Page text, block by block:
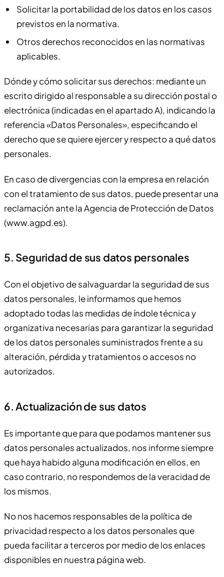
Solicitar la portabilidad de los datos en los casos
previstos en la normativa.
Otros derechos reconocidos en las normativas
aplicables.
Dónde y cómo solicitar sus derechos: mediante un
escrito dirigido al responsable a su dirección postal o
electrónica (indicadas en el apartado A), indicando la
referencia «Datos Personales», especificando el
derecho que se quiere ejercer y respecto a qué datos
personales.
En caso de divergencias con la empresa en relación
con el tratamiento de sus datos, puede presentar una
reclamación ante la Agencia de Protección de Datos
(www.agpd.es).
5. Seguridad de sus datos personales
Con el objetivo de salvaguardar la seguridad de sus
datos personales, le informamos que hemos
adoptado todas las medidas de índole técnica y
organizativa necesarias para garantizar la seguridad
de los datos personales suministrados frente a su
alteración, pérdida y tratamientos o accesos no
autorizados.
6. Actualización de sus datos
Es importante que para que podamos mantener sus
datos personales actualizados, nos informe siempre
que haya habido alguna modificación en ellos, en
caso contrario, no respondemos de la veracidad de
los mismos.
No nos hacemos responsables de la política de
privacidad respecto a los datos personales que
pueda facilitar a terceros por medio de los enlaces
disponibles en nuestra página web.